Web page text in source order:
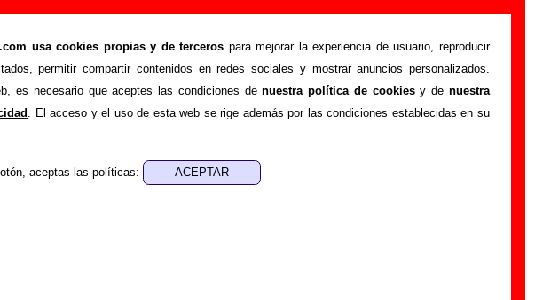
usa cookies propias y de terceros para mejorar la experiencia de usuario, reproducir
permitir compartir contenidos en redes sociales y mostrar anuncios personalizados.
es necesario que aceptes las condiciones denuestra política de cookiesy denuestra
. El acceso y el uso de esta web se rige además por las condiciones establecidas en su
aceptas las políticas:
o corregir información
>Añadir
adicional, puedes enviar nueva información o corregir la existente mediante el
o escribiendo un e-mail a guialven@musicoscopio.com.Gracias por tu